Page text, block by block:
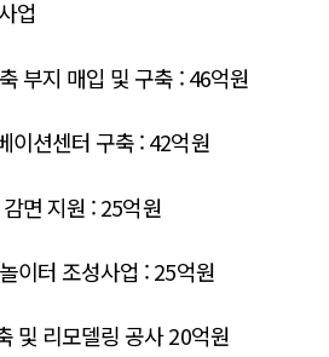
업
부지 매입 및 구축 : 46억원
이션센터 구축 : 42억원
면 지원 : 25억원
이터 조성사업 : 25억원
및 리모델링 공사 20억원